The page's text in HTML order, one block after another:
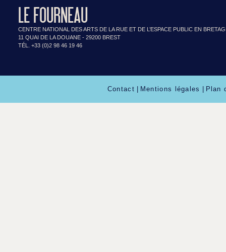
LE FOURNEAU
CENTRE NATIONAL DES ARTS DE LA RUE ET DE L’ESPACE PUBLIC EN
11 QUAI DE LA DOUANE - 29200 BREST
TÉL. +33 (0)2 98 46 19 46
Contact Mentions légales Plan